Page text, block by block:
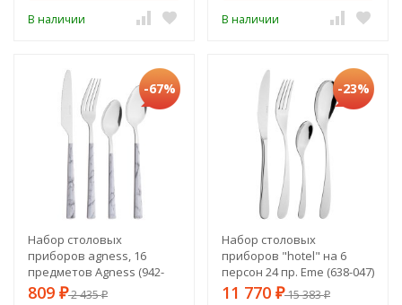
В наличии В наличии
-67%
Набор столовых
приборов agness, 16
предметов Agness (942-
133)
809 ₽2 435₽
-23%
Набор столовых
приборов "hotel" на 6
персон 24 пр. Eme (638-047)
11 770 ₽15 383₽